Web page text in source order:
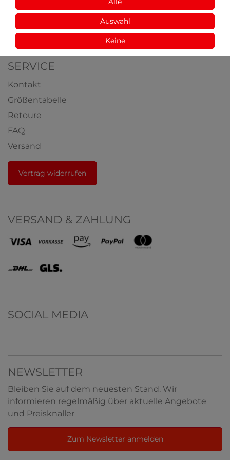
Videos
Auszeichnungen
SERVICE
Kontakt
Größentabelle
Retoure
FAQ
Versand
Vertrag widerrufen
VERSAND & ZAHLUNG
SOCIAL MEDIA
NEWSLETTER
Bleiben Sie auf dem neuesten Stand. Wir
informieren regelmäßig über aktuelle Angebote
und Preisknaller
Zum Newsletter anmelden
Auswahl
Keine